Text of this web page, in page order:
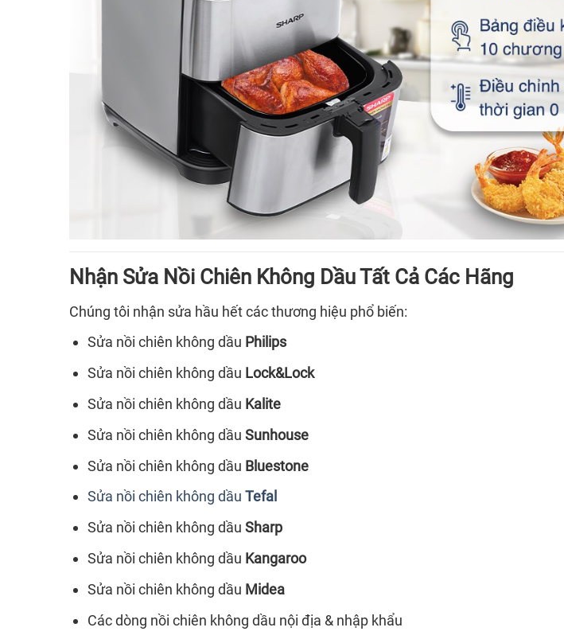
Nhận Sửa Nồi Chiên Không Dầu Tất Cả Các Hãng
Chúng tôi nhận sửa hầu hết các thương hiệu phổ biến:
Sửa nồi chiên không dầu Philips
Sửa nồi chiên không dầu Lock&Lock
Sửa nồi chiên không dầu Kalite
Sửa nồi chiên không dầuSunhouse
Sửa nồi chiên không dầu Bluestone
Sửa nồi chiên không dầuTefal
Sửa nồi chiên không dầuSharp
Sửa nồi chiên không dầu Kangaroo
Sửa nồi chiên không dầu Midea
Các dòng nồi chiên không dầu nội địa & nhập khẩu